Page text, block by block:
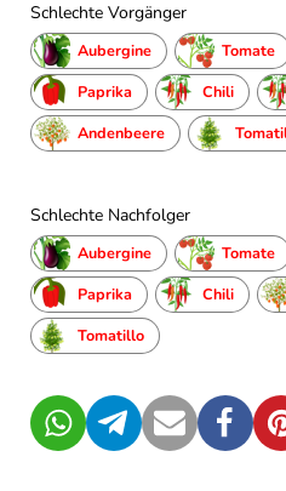
Schlechte Vorgänger
Aubergine Tomate
Paprika
Chili
Andenbeere
Schlechte Nachfolger
Aubergine Tomate
Paprika
Chili
Tomatillo
WhatsAppTelegramMail